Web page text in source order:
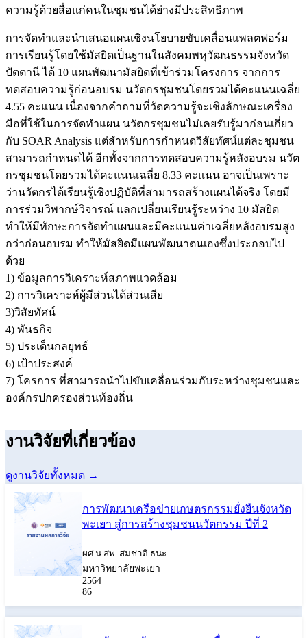
ความรู้ด้วยสื่อแก่คนในชุมชนได้ย่างมีประสิทธิภาพ
การจัดทำและนำเสนอแผนเชิงนโยบายขับเคลื่อนแพลตฟอร์ม
การเรียนรู้โดยใช้มัสยิดเป็นฐานในสังคมพหุวัฒนธรรมจังหวัด
ปัตตานี ได้ 10 แผนพัฒนามัสยิดที่เข้าร่วมโครงการ จากการ
ทดสอบความรู้ก่อนอบรม นวัตกรชุมชนโดยรวมได้คะแนนเฉลี่ย
4.55 คะแนน เนื่องจากคำถามที่วัดความรู้จะเชิงลักษณะเครื่อง
มือที่ใช้ในการจัดทำแผน นวัตกรชุมชนไม่เคยรับรู้มาก่อนเกี่ยว
กับ SOAR Analysis แต่สำหรับการกำหนดวิสัยทัศน์แต่ละชุมชน
สามารถกำหนดได้ อีกทั้งจากการทดสอบความรู้หลังอบรม นวัต
กรชุมชนโดยรวมได้คะแนนเฉลี่ย 8.33 คะแนน อาจเป็นเพราะ
ว่านวัตกรได้เรียนรู้เชิงปฏิบัติที่สามารถสร้างแผนได้จริง โดยมี
การร่วมวิพากษ์วิจารณ์ แลกเปลี่ยนเรียนรู้ระหว่าง 10 มัสยิด
ทำให้มีทักษะการจัดทำแผนและมีคะแนนค่าเฉลี่ยหลังอบรมสูง
กว่าก่อนอบรม ทำให้มัสยิดมีแผนพัฒนาตนเองซึ่งประกอบไป
ด้วย
1) ข้อมูลการวิเคราะห์สภาพแวดล้อม
2) การวิเคราะห์ผู้มีส่วนได้ส่วนเสีย
3)วิสัยทัศน์
4) พันธกิจ
5) ประเด็นกลยุทธ์
6) เป้าประสงค์
7) โครการ ที่สามารถนำไปขับเคลื่อนร่วมกับระหว่างชุมชนและ
องค์กรปกครองส่วนท้องถิ่น
งานวิจัยที่เกี่ยวข้อง
ดูงานวิจัยทั้งหมด →
การพัฒนาเครือข่ายเกษตรกรรมยั่งยืนจังหวัด
พะเยา สู่การสร้างชุมชนนวัตกรรม ปีที่ 2
ผศ.น.สพ. สมชาติ ธนะ
มหาวิทยาลัยพะเยา
2564
86